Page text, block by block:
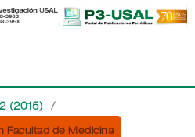
(2015) /
Facultad de Medicina